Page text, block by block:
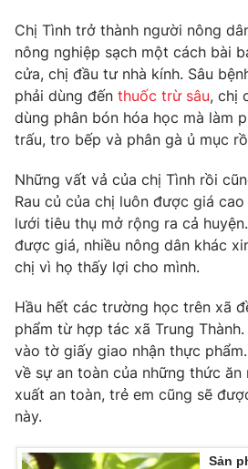
Phim VTV
Hậu trường
Nhân vật
Giải sao mai
Giải trí
Điện ảnh
Âm nhạc
Sao
Đời sống
Làm đẹp
Chất lượng cuộc sống
Giáo dục
Tuyển sinh
Học trực tuyến
Công nghệ
Hitech Công nghệ tương lai
Sản phẩm
Thị trường
Tư vấn
Giao lưu trực tuyến
Lịch phát sóng
Chuyên mục khác
Emagazine
Chị Tình trở thành người nông
nông nghiệp sạch một cách bài
cửa, chị đầu tư nhà kính. Sâu
phải dùng đến thuốc trừ sâu, chị
dùng phân bón hóa học mà làm
trấu, tro bếp và phân gà ủ mục
Những vất vả của chị Tình rồi
Rau củ của chị luôn được giá
lưới tiêu thụ mở rộng ra cả
được giá, nhiều nông dân khác
chị vì họ thấy lợi cho mình.
Hầu hết các trường học trên xã
phẩm từ hợp tác xã Trung
vào tờ giấy giao nhận thực
về sự an toàn của những thức ăn
xuất an toàn, trẻ em cũng sẽ
này.
Sản